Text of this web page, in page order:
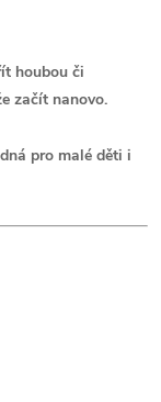
houbou či
začít nanovo.
pro malé děti i